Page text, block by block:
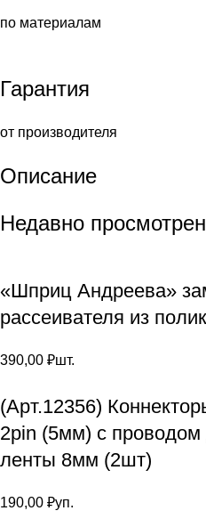
по материалам
Гарантия
от производителя
Описание
Недавно
«Шприц Андреева»
рассеивателя из
390,00 ₽шт.
(Арт.12356)
2pin (5мм) с проводом
ленты 8мм (2шт)
190,00 ₽уп.